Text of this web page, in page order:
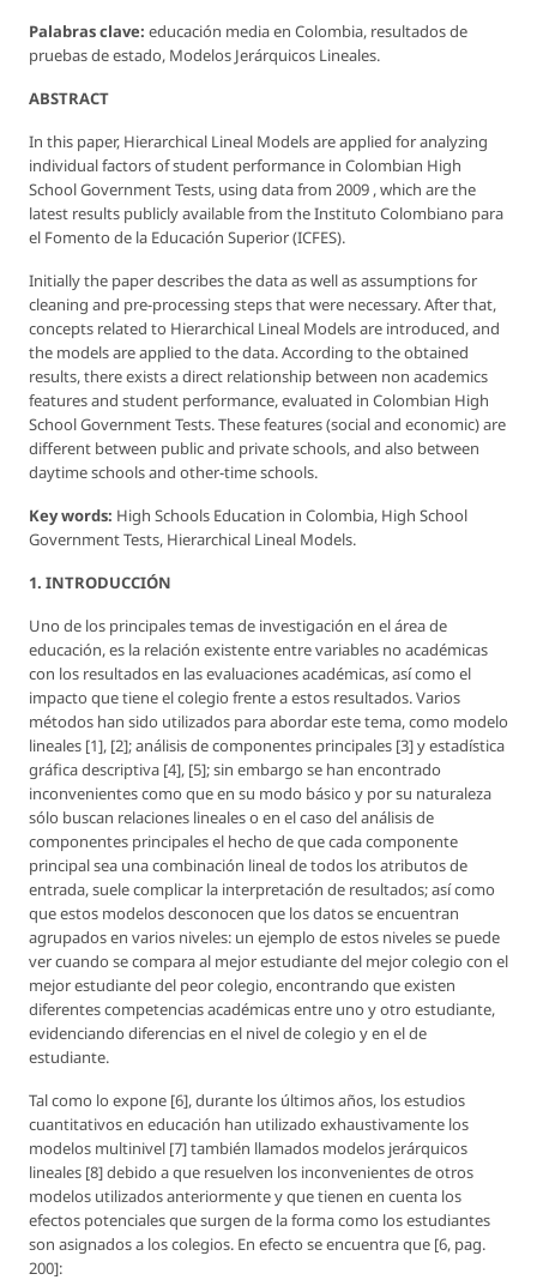
Palabras clave: educación media en Colombia, resultados de
pruebas de estado, Modelos Jerárquicos Lineales.
ABSTRACT
In this paper, Hierarchical Lineal Models are applied for analyzing
individual factors of student performance in Colombian High
School Government Tests, using data from 2009 , which are the
latest results publicly available from the Instituto Colombiano para
el Fomento de la Educación Superior (ICFES).
Initially the paper describes the data as well as assumptions for
cleaning and pre-processing steps that were necessary. After that,
concepts related to Hierarchical Lineal Models are introduced, and
the models are applied to the data. According to the obtained
results, there exists a direct relationship between non academics
features and student performance, evaluated in Colombian High
School Government Tests. These features (social and economic) are
different between public and private schools, and also between
daytime schools and other-time schools.
Key words: High Schools Education in Colombia, High School
Government Tests, Hierarchical Lineal Models.
1. INTRODUCCIÓN
Uno de los principales temas de investigación en el área de
educación, es la relación existente entre variables no académicas
con los resultados en las evaluaciones académicas, así como el
impacto que tiene el colegio frente a estos resultados. Varios
métodos han sido utilizados para abordar este tema, como modelo
lineales [1], [2]; análisis de componentes principales [3] y estadística
gráfica descriptiva [4], [5]; sin embargo se han encontrado
inconvenientes como que en su modo básico y por su naturaleza
sólo buscan relaciones lineales o en el caso del análisis de
componentes principales el hecho de que cada componente
principal sea una combinación lineal de todos los atributos de
entrada, suele complicar la interpretación de resultados; así como
que estos modelos desconocen que los datos se encuentran
agrupados en varios niveles: un ejemplo de estos niveles se puede
ver cuando se compara al mejor estudiante del mejor colegio con el
mejor estudiante del peor colegio, encontrando que existen
diferentes competencias académicas entre uno y otro estudiante,
evidenciando diferencias en el nivel de colegio y en el de
estudiante.
Tal como lo expone [6], durante los últimos años, los estudios
cuantitativos en educación han utilizado exhaustivamente los
modelos multinivel [7] también llamados modelos jerárquicos
lineales [8] debido a que resuelven los inconvenientes de otros
modelos utilizados anteriormente y que tienen en cuenta los
efectos potenciales que surgen de la forma como los estudiantes
son asignados a los colegios. En efecto se encuentra que [6, pag.
200]: